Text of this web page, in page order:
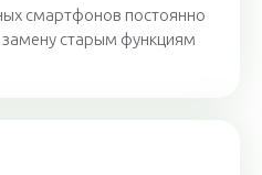
смартфонов постоянно
старым функциям